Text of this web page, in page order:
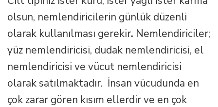
olsun, nemlendiricilerin günlük düzenli
olarak kullanılması gerekir. Nemlendiriciler;
yüz nemlendiricisi, dudak nemlendiricisi, el
nemlendiricisi ve vücut nemlendiricisi
olarak satılmaktadır. İnsan vücudunda en
çok zarar gören kısım ellerdir ve en çok